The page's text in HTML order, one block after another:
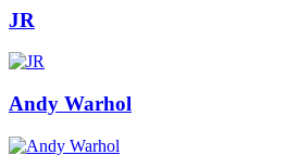
JR
Andy Warhol